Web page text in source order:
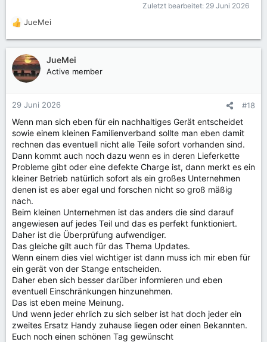
Zuletzt bearbeitet: 29 Juni 2026
R
e
a
k
t
o
n
n
:
JueMei
JueMei
Active member
29 Juni 2026 #18
Wenn man sich eben für ein nachhaltiges Gerät entscheidet
sowie einem kleinen Familienverband sollte man eben damit
rechnen das eventuell nicht alle Teile sofort vorhanden sind.
Dann kommt auch noch dazu wenn es in deren Lieferkette
Probleme gibt oder eine defekte Charge ist, dann merkt es ein
kleiner Betrieb natürlich sofort als ein großes Unternehmen
denen ist es aber egal und forschen nicht so groß mäßig
nach.
Beim kleinen Unternehmen ist das anders die sind darauf
angewiesen auf jedes Teil und das es perfekt funktioniert.
Daher ist die Überprüfung aufwendiger.
Das gleiche gilt auch für das Thema Updates.
Wenn einem dies viel wichtiger ist dann muss ich mir eben für
ein gerät von der Stange entscheiden.
Daher eben sich besser darüber informieren und eben
eventuell Einschränkungen hinzunehmen.
Das ist eben meine Meinung.
Und wenn jeder ehrlich zu sich selber ist hat doch jeder ein
zweites Ersatz Handy zuhause liegen oder einen Bekannten.
Euch noch einen schönen Tag gewünscht